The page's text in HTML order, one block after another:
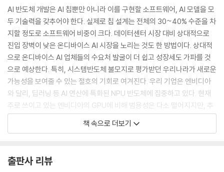
AI 반도체 개발은 AI 칩뿐만 아니라 이를 구현할 소프트웨어, AI 모델을 모
두 기술력을 갖추어야 한다. 실제로 칩 설계는 전체의 30~40% 수준을 차
지할 정도로 소프트웨어 비중이 크다. 데이터센터 시장 대비 상대적으로
진입 장벽이 낮은 온디바이스 AI 시장을 노리는 것도 한 방법이다. 상대적
으로 온디바이스 AI 업체들의 수요처 발굴이 더 쉽고 성장세도 가파를 것
으로 예상한다. 특히, 시스템반도체 불모지로 평가받던 우리나라가 새로운
가능성을 보여줄 수 있는 절호의 기회로 여겨진다. 우리 기업은 엔비디아
와 달리, 딥러닝 등 AI 연산에 특화된 NPU 반도체에 집중하고 있다. 현재
주로 쓰이고 있는 엔비디아의 GPU에 비해 범용성은 다소 떨어지지만, 추
론에 필요한 연산을 저전력으로 빠르게 처리할 수 있어서 전성비(전력 대
비 효율 성능)가 좋다는 점이 장점으로 꼽힌다.
AI 반도체 시장은 GPU 독주 시대에서 벗어나 역할 분화와 공존의 시대로
책 속으로 더보기
출판사 리뷰